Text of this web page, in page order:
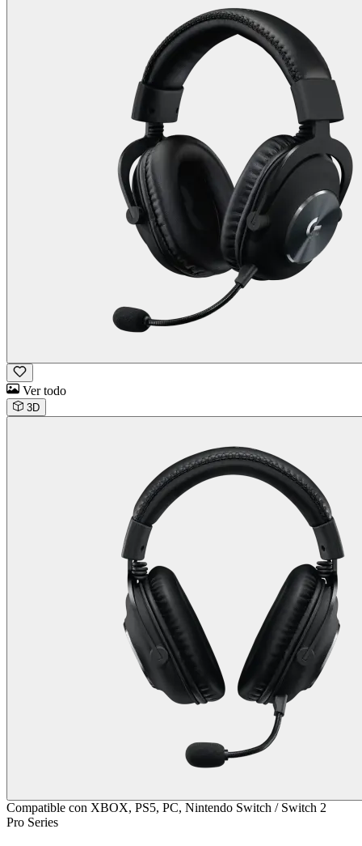
Ver todo
3D
Compatible con XBOX, PS5, PC, Nintendo Switch / Switch 2
Pro Series